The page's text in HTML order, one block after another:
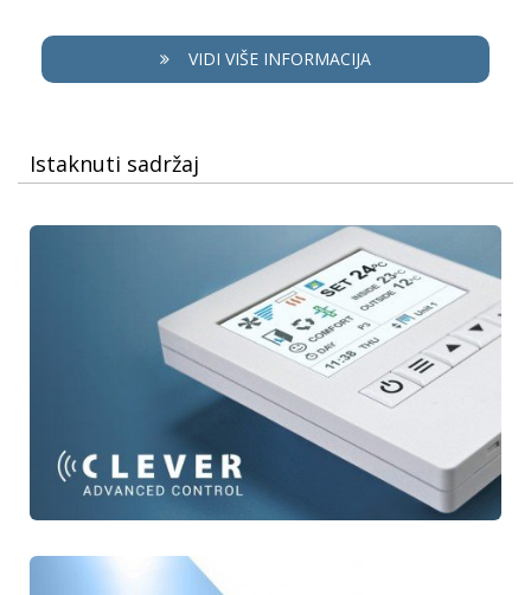
VIDI VIŠE INFORMACIJA
Istaknuti sadržaj